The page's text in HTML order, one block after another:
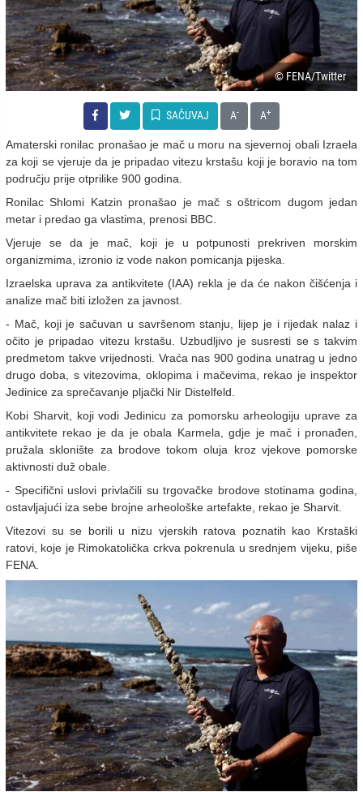
© FENA/Twitter
SAČUVAJ A- A+
Amaterski ronilac pronašao je mač u moru na sjevernoj obali Izraela
za koji se vjeruje da je pripadao vitezu krstašu koji je boravio na tom
području prije otprilike 900 godina.
Ronilac Shlomi Katzin pronašao je mač s oštricom dugom jedan
metar i predao ga vlastima, prenosi BBC.
Vjeruje se da je mač, koji je u potpunosti prekriven morskim
organizmima, izronio iz vode nakon pomicanja pijeska.
Izraelska uprava za antikvitete (IAA) rekla je da će nakon čišćenja i
analize mač biti izložen za javnost.
- Mač, koji je sačuvan u savršenom stanju, lijep je i rijedak nalaz i
očito je pripadao vitezu krstašu. Uzbudljivo je susresti se s takvim
predmetom takve vrijednosti. Vraća nas 900 godina unatrag u jedno
drugo doba, s vitezovima, oklopima i mačevima, rekao je inspektor
Jedinice za sprečavanje pljački Nir Distelfeld.
Kobi Sharvit, koji vodi Jedinicu za pomorsku arheologiju uprave za
antikvitete rekao je da je obala Karmela, gdje je mač i pronađen,
pružala sklonište za brodove tokom oluja kroz vjekove pomorske
aktivnosti duž obale.
- Specifični uslovi privlačili su trgovačke brodove stotinama godina,
ostavljajući iza sebe brojne arheološke artefakte, rekao je Sharvit.
Vitezovi su se borili u nizu vjerskih ratova poznatih kao Krstaški
ratovi, koje je Rimokatolička crkva pokrenula u srednjem vijeku, piše
FENA.